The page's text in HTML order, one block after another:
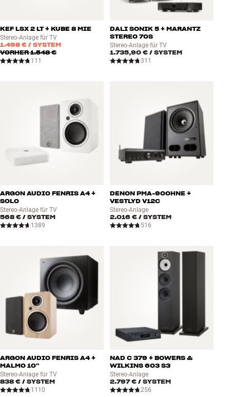
KEF LSX 2 LT + KUBE 8 MIE
Stereo-Anlage für TV
1.498 € / SYSTEM
VORHER1.548 €
111
DALI SONIK 5 + MARANTZ
STEREO 70S
Stereo-Anlage für TV
1.735,90 € / SYSTEM
311
ARGON AUDIO FENRIS A4 +
SOLO
Stereo-Anlage für TV
568 € / SYSTEM
1389
DENON PMA-900HNE +
VESTLYD V12C
Stereo-Anlage
2.016 € / SYSTEM
516
ARGON AUDIO FENRIS A4 +
MALMO 10"
Stereo-Anlage für TV
838 € / SYSTEM
1110
NAD C 379 + BOWERS &
WILKINS 603 S3
Stereo-Anlage
2.797 € / SYSTEM
256